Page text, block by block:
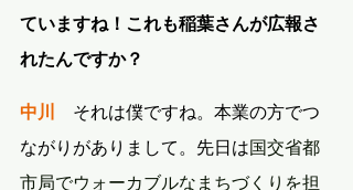
ていますね！これも稲葉さんが広報さ
れたんですか？
中川
それは僕ですね。本業の方でつ
ながりがありまして。先日は国交省都
市局でウォーカブルなまちづくりを担